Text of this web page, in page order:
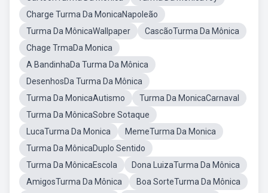
Charge Turma Da MonicaNapoleão
Turma Da MônicaWallpaper
CascãoTurma Da Mônica
Chage TrmaDa Monica
A BandinhaDa Turma Da Mônica
DesenhosDa Turma Da Mônica
Turma Da MonicaAutismo
Turma Da MonicaCarnaval
Turma Da MônicaSobre Sotaque
LucaTurma Da Monica
MemeTurma Da Monica
Turma Da MônicaDuplo Sentido
Turma Da MônicaEscola
Dona LuizaTurma Da Mônica
AmigosTurma Da Mônica
Boa SorteTurma Da Mônica